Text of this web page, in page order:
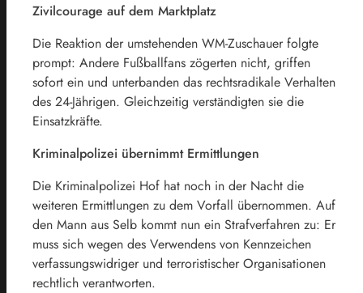
Zivilcourage auf dem Marktplatz
Die Reaktion der umstehenden WM-Zuschauer folgte
prompt: Andere Fußballfans zögerten nicht, griffen
sofort ein und unterbanden das rechtsradikale Verhalten
des 24-Jährigen. Gleichzeitig verständigten sie die
Einsatzkräfte.
Kriminalpolizei übernimmt Ermittlungen
Die Kriminalpolizei Hof hat noch in der Nacht die
weiteren Ermittlungen zu dem Vorfall übernommen. Auf
den Mann aus Selb kommt nun ein Strafverfahren zu: Er
muss sich wegen des Verwendens von Kennzeichen
verfassungswidriger und terroristischer Organisationen
rechtlich verantworten.